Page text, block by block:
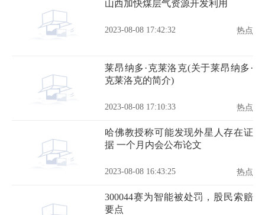
山西加快煤层气资源开发利用
2023-08-08 17:42:32 热点
莱昂纳多·克莱洛克(关于莱昂纳多·
克莱洛克的简介)
2023-08-08 17:10:33 热点
哈佛教授称可能发现外星人存在证
据 一个月内会公布论文
2023-08-08 16:43:25 热点
300044赛为智能被处罚，股民索赔
要点